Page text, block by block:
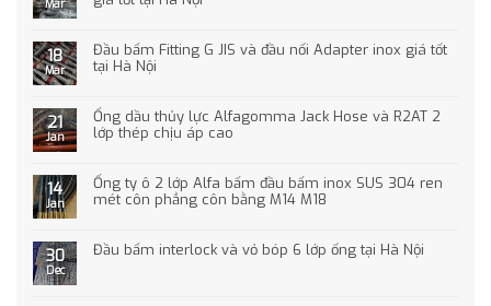
Mar
18
Mar
Đầu bấm Fitting G JIS và đầu nối Adapter inox giá tốt
tại Hà Nội
21
Jan
Ống dầu thủy lực Alfagomma Jack Hose và R2AT 2
lớp thép chịu áp cao
14
Jan
Ống ty ô 2 lớp Alfa bấm đầu bấm inox SUS 304 ren
mét côn phẳng côn bằng M14 M18
30
Dec
Đầu bấm interlock và vỏ bóp 6 lớp ống tại Hà Nội